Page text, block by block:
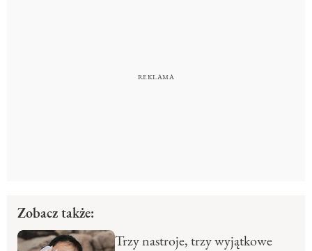
Zobacz także:
Trzy nastroje, trzy wyjątkowe